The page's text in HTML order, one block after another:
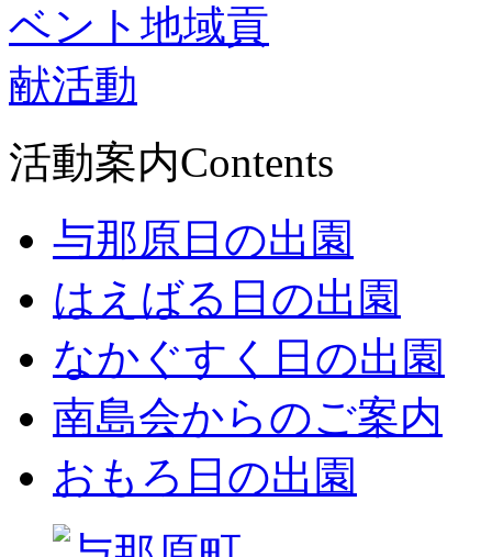
活動案内Contents
与那原日の出園
はえばる日の出園
なかぐすく日の出園
南島会からのご案内
おもろ日の出園